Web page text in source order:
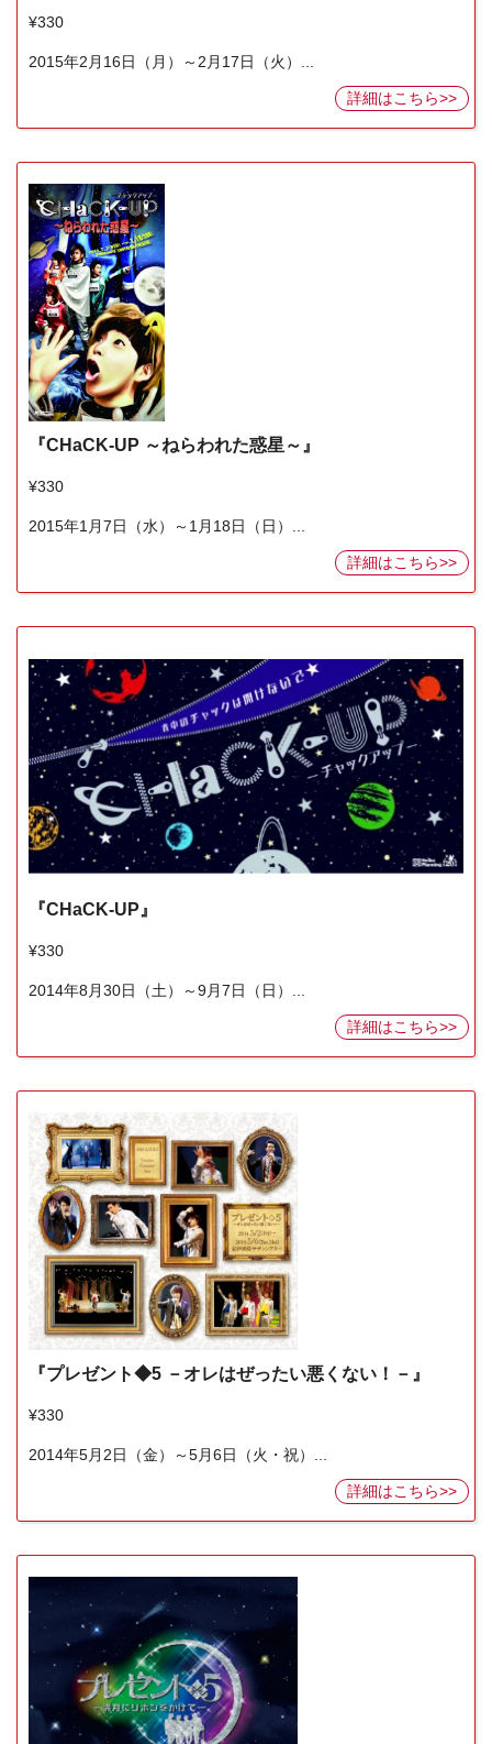
¥330
2015年2月16日（月）～2月17日（火）...
詳細はこちら>>
『CHaCK-UP ～ねらわれた惑星～』
¥330
2015年1月7日（水）～1月18日（日）...
詳細はこちら>>
『CHaCK-UP』
¥330
2014年8月30日（土）～9月7日（日）...
詳細はこちら>>
『プレゼント◆5 －オレはぜったい悪くない！－』
¥330
2014年5月2日（金）～5月6日（火・祝）...
詳細はこちら>>